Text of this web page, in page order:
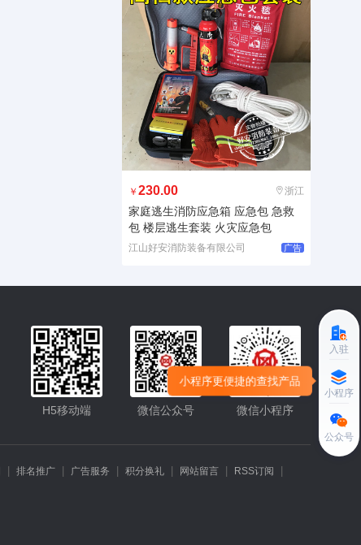
￥ 230.00 浙江
家庭逃生消防应急箱 应急包 急救
包 楼层逃生套装 火灾应急包
江山好安消防装备有限公司 广告
微信小程序
微信公众号
H5移动端
排名推广 广告服务 积分换礼 网站留言 RSS订阅
入驻
小程序
小程序更便捷的查找产品
公众号